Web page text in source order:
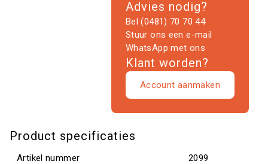
Advies nodig?
Bel (0481) 70 70 44
Stuur ons een e-mail
WhatsApp met ons
Klant worden?
Account aanmaken
Product specificaties
Artikel nummer 2099